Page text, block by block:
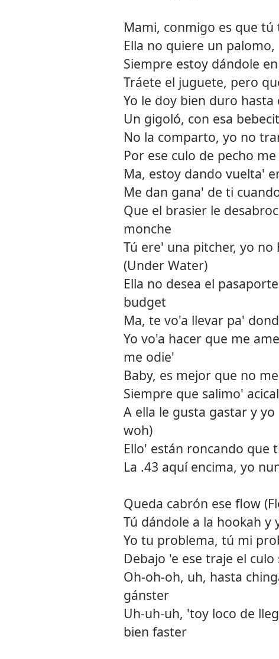
Mami, conmigo es que tú
Ella no quiere un
Siempre estoy dándole
Tráete el juguete, pero
Yo le doy bien duro hasta
Un gigoló, con esa
No la comparto, yo no
Por ese culo de pecho
Ma, estoy dando vuelta'
Me dan gana' de ti
Que el brasier le
monche
Tú ere' una pitcher, yo
(Under Water)
Ella no desea el
budget
Ma, te vo'a llevar pa'
Yo vo'a hacer que me
me odie'
Baby, es mejor que no
Siempre que salimo'
A ella le gusta gastar y
woh)
Ello' están roncando que
La .43 aquí encima, yo
Queda cabrón ese flow
Tú dándole a la hookah y
Yo tu problema, tú mi
Debajo 'e ese traje el
Oh-oh-oh, uh, hasta
gánster
Uh-uh-uh, 'toy loco de
bien faster